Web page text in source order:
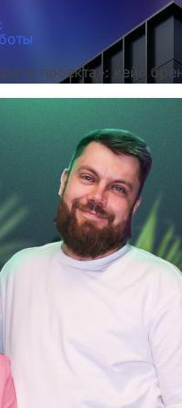
проекта»: кейс